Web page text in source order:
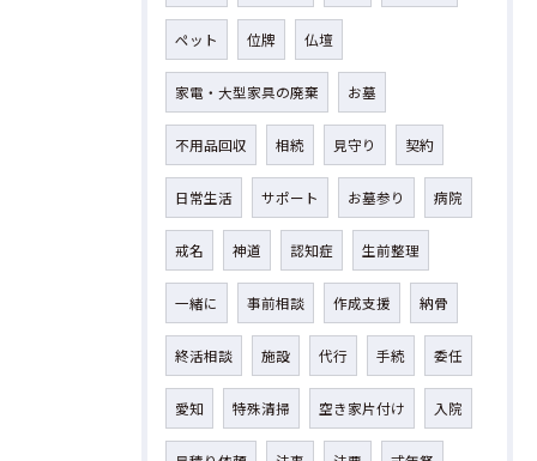
ペット 位牌 仏壇
家電・大型家具の廃棄 お墓
不用品回収 相続 見守り 契約
日常生活 サポート お墓参り 病院
戒名 神道 認知症 生前整理
一緒に 事前相談 作成支援 納骨
終活相談 施設 代行 手続 委任
愛知 特殊清掃 空き家片付け 入院